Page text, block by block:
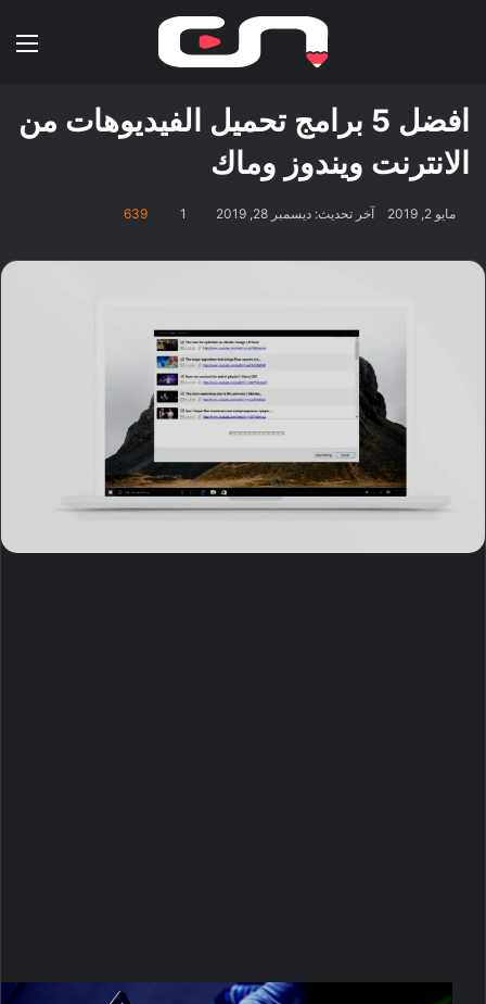
افضل 5 برامج تحميل الفيديوهات من
الانترنت ويندوز وماك
مايو 2, 2019 آخر تحديث: ديسمبر 28, 2019 1
639